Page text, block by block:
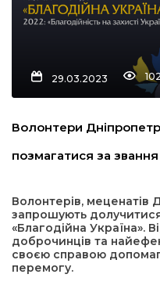
не буває
Відповідаємо
29.03.2023 102
Волонтери
позмагатися за
Волонтерів, меценатів
запрошують
«Благодійна Україна».
доброчинців та
своєю справою
перемогу.